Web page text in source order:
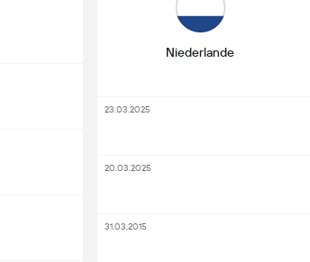
Niederlande
23.03.2025
20.03.2025
31.03.2015